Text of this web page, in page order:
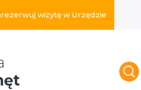
wizytę w Urzędzie
w serwisie